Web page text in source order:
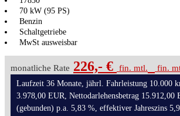
70 kW (95 PS)
Benzin
Schaltgetriebe
MwSt ausweisbar
monatliche Rate 226,- € fin. mtl. fin.
Laufzeit 36 Monate, jährl. Fahrleistung 10.000
3.978,00 EUR, Nettodarlehensbetrag 15.912,00
(gebunden) p.a. 5,83 %, effektiver Jahreszins